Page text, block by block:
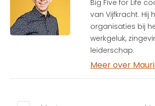
Big Five for Life
van Vijfkracht. Hij
organisaties bij
werkgeluk,
leiderschap.
Meer over